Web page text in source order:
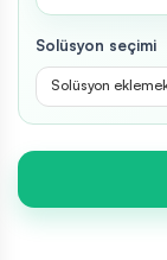
Solüsyon seçimi
Solüsyon